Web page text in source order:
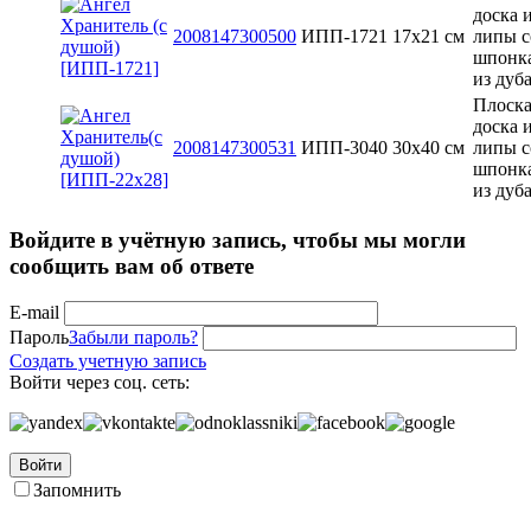
2008147300500 ИПП-1721 17х21 см
доска
липы
из дуба
2008147300531 ИПП-3040 30x40 см
доска
липы
из дуба
Войдите в учётную запись, чтобы мы могли
сообщить вам об ответе
E-mail
ПарольЗабыли пароль?
Создать учетную запись
Войти через соц. сеть:
Войти
Запомнить